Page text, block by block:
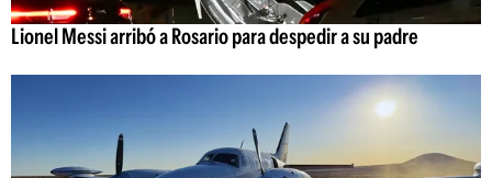
Lionel Messi arribó a Rosario para despedir a su padre